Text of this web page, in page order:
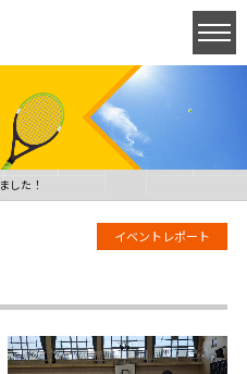
した！
イベントレポート